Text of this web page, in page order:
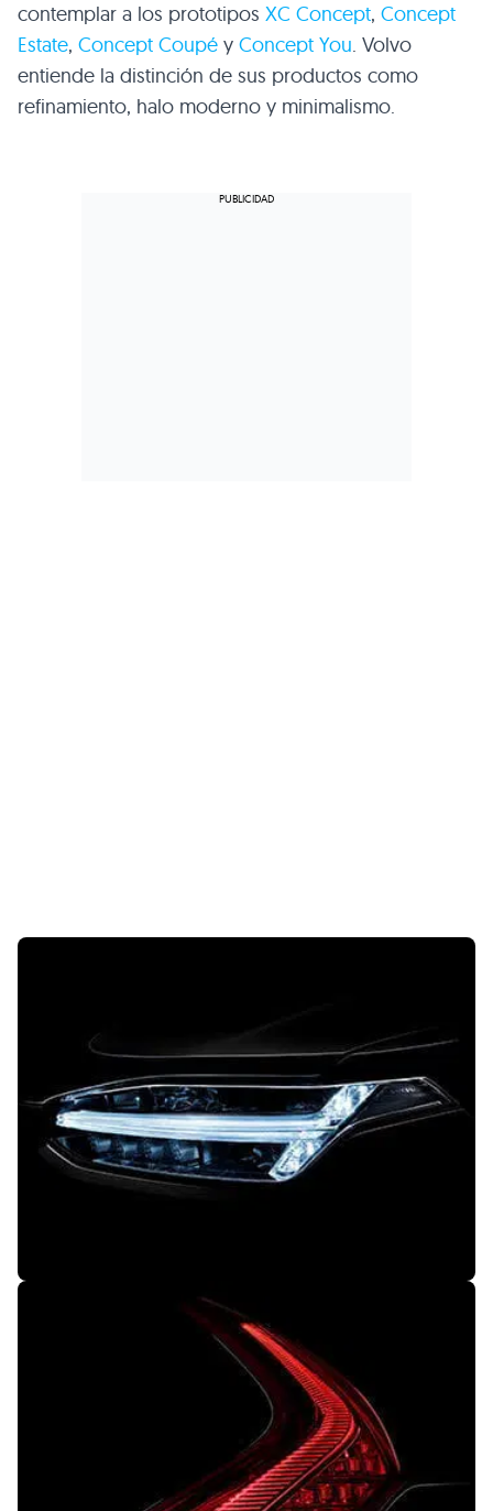
contemplar a los prototipos XC Concept, Concept
Estate, Concept Coupé y Concept You. Volvo
entiende la distinción de sus productos como
refinamiento, halo moderno y minimalismo.